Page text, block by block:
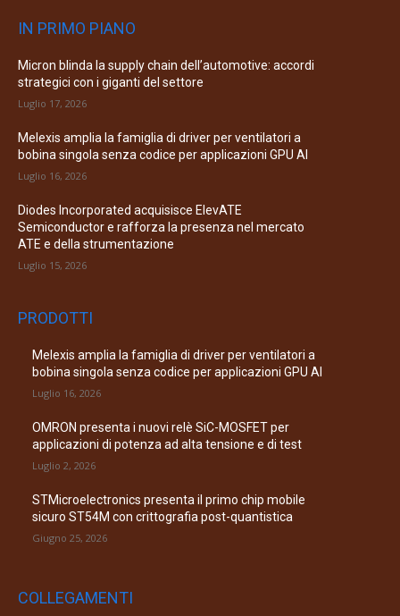
IN PRIMO PIANO
Micron blinda la supply chain dell’automotive: accordi
strategici con i giganti del settore
Luglio 17, 2026
Melexis amplia la famiglia di driver per ventilatori a
bobina singola senza codice per applicazioni GPU AI
Luglio 16, 2026
Diodes Incorporated acquisisce ElevATE
Semiconductor e rafforza la presenza nel mercato
ATE e della strumentazione
Luglio 15, 2026
PRODOTTI
Melexis amplia la famiglia di driver per ventilatori a
bobina singola senza codice per applicazioni GPU AI
Luglio 16, 2026
OMRON presenta i nuovi relè SiC-MOSFET per
applicazioni di potenza ad alta tensione e di test
Luglio 2, 2026
STMicroelectronics presenta il primo chip mobile
sicuro ST54M con crittografia post-quantistica
Giugno 25, 2026
COLLEGAMENTI